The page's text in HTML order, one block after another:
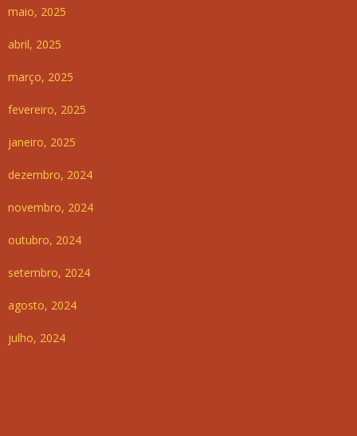
maio, 2025
abril, 2025
março, 2025
fevereiro, 2025
janeiro, 2025
dezembro, 2024
novembro, 2024
outubro, 2024
setembro, 2024
agosto, 2024
julho, 2024